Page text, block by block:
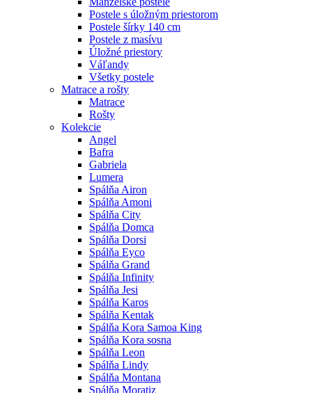
Postele s úložným priestorom
Postele šírky 140 cm
Postele z masívu
Úložné priestory
Váľandy
Všetky postele
Matrace a rošty
Matrace
Rošty
Kolekcie
Angel
Bafra
Gabriela
Lumera
Spálňa Airon
Spálňa Amoni
Spálňa City
Spálňa Domca
Spálňa Dorsi
Spálňa Eyco
Spálňa Grand
Spálňa Infinity
Spálňa Jesi
Spálňa Karos
Spálňa Kentak
Spálňa Kora Samoa King
Spálňa Kora sosna
Spálňa Leon
Spálňa Lindy
Spálňa Montana
Spálňa Moratiz